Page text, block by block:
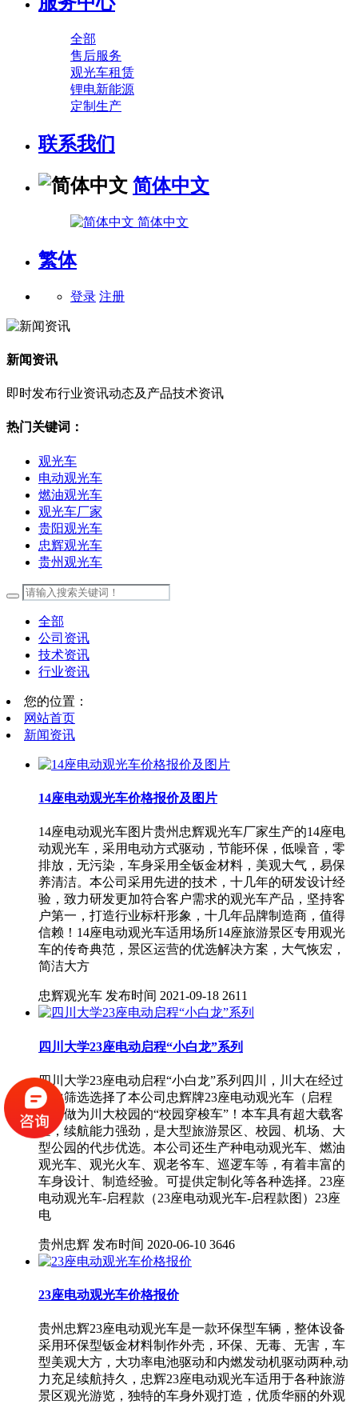
全部
售后服务
观光车租赁
锂电新能源
定制生产
联系我们
简体中文
简体中文
繁体
登录 注册
新闻资讯
即时发布行业资讯动态及产品技术资讯
热门关键词：
观光车
电动观光车
燃油观光车
观光车厂家
贵阳观光车
忠辉观光车
贵州观光车
全部
公司资讯
技术资讯
行业资讯
您的位置：
网站首页
新闻资讯
14座电动观光车价格报价及图片
14座电动观光车图片贵州忠辉观光车厂家生产的14座电
动观光车，采用电动方式驱动，节能环保，低噪音，零
排放，无污染，车身采用全钣金材料，美观大气，易保
养清洁。本公司采用先进的技术，十几年的研发设计经
验，致力研发更加符合客户需求的观光车产品，坚持客
户第一，打造行业标杆形象，十几年品牌制造商，值得
信赖！14座电动观光车适用场所14座旅游景区专用观光
车的传奇典范，景区运营的优选解决方案，大气恢宏，
简洁大方
忠辉观光车 发布时间 2021-09-18 2611
四川大学23座电动启程“小白龙”系列
四川大学23座电动启程“小白龙”系列四川，川大在经过
多次筛选选择了本公司忠辉牌23座电动观光车（启程
款）做为川大校园的“校园穿梭车”！本车具有超大载客
量，续航能力强劲，是大型旅游景区、校园、机场、大
型公园的代步优选。本公司还生产种电动观光车、燃油
观光车、观光火车、观老爷车、巡逻车等，有着丰富的
车身设计、制造经验。可提供定制化等各种选择。23座
电动观光车-启程款（23座电动观光车-启程款图）23座
电
贵州忠辉 发布时间 2020-06-10 3646
23座电动观光车价格报价
贵州忠辉23座电动观光车是一款环保型车辆，整体设备
采用环保型钣金材料制作外壳，环保、无毒、无害，车
型美观大方，大功率电池驱动和内燃发动机驱动两种,动
力充足续航持久，忠辉23座电动观光车适用于各种旅游
景区观光游览，独特的车身外观打造，优质华丽的外观